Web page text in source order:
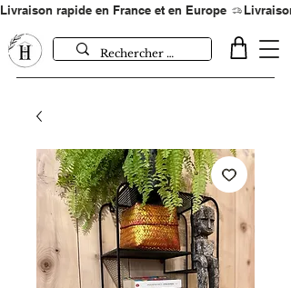
Livraison rapide en France et en Europe